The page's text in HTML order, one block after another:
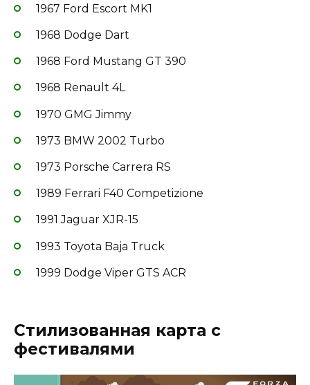
1967 Ford Escort MK1
1968 Dodge Dart
1968 Ford Mustang GT 390
1968 Renault 4L
1970 GMG Jimmy
1973 BMW 2002 Turbo
1973 Porsche Carrera RS
1989 Ferrari F40 Competizione
1991 Jaguar XJR-15
1993 Toyota Baja Truck
1999 Dodge Viper GTS ACR
Стилизованная карта с
фестивалями